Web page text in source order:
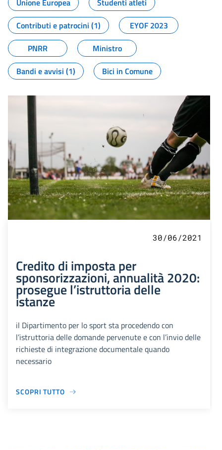
Unione Europea
Studenti atleti
Contributi e patrocini (1)
EYOF 2023
PNRR
Ministro
Bandi e avvisi (1)
Bici in Comune
30/06/2021
Credito di imposta per
sponsorizzazioni, annualità 2020:
prosegue l’istruttoria delle
istanze
il Dipartimento per lo sport sta procedendo con
l’istruttoria delle domande pervenute e con l’invio delle
richieste di integrazione documentale quando
necessario
SCOPRI TUTTO